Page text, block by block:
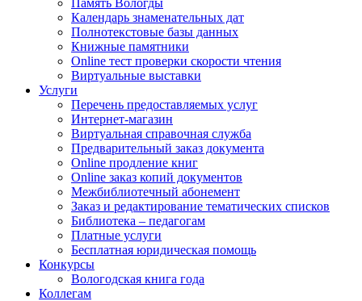
Память Вологды
Календарь знаменательных дат
Полнотекстовые базы данных
Книжные памятники
Online тест проверки скорости чтения
Виртуальные выставки
Услуги
Перечень предоставляемых услуг
Интернет-магазин
Виртуальная справочная служба
Предварительный заказ документа
Online продление книг
Online заказ копий документов
Межбиблиотечный абонемент
Заказ и редактирование тематических списков
Библиотека – педагогам
Платные услуги
Бесплатная юридическая помощь
Конкурсы
Вологодская книга года
Коллегам